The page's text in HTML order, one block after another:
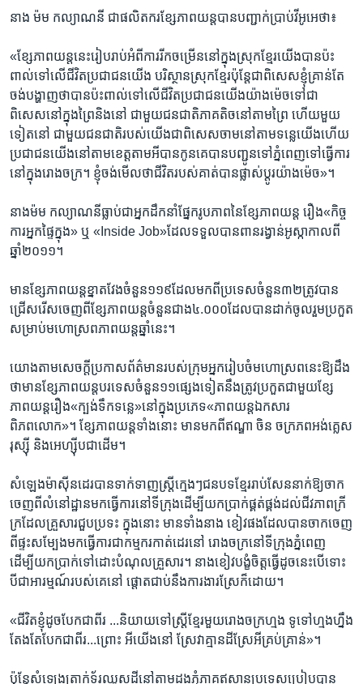
នាង​ ម៉ម កល្យាណនី ជា​ផលិត​ករ​ខ្សែ​ភាព​យន្ត​បាន​បញ្ជាក់ប្រាប់​វីអូអេថា៖
«ខ្សែភាពយន្ត​នេះ​រៀបរាប់​អំពី​ការ​រីក​ចម្រើន​នៅ​ក្នុង​ស្រុក​ខ្មែ​រ​យើង​បាន​ប៉ះ
ពាល់​ទៅលើ​ជីវិត​ប្រជាជន​យើង​ បរិស្ថាន​ស្រុក​ខ្មែរ​ប៉ុន្តែ​ជាពិសេស​ខ្ញុំ​គ្រាន់​តែ​
ចង់​បង្ហាញ​ថា​បាន​ប៉ះពាល់​ទៅ​លើ​ជីវិត​ប្រជាជនយើង​យ៉ាង​ម៉េច​ទៅជា
ពិសេស​នៅ​ក្នុង​ព្រៃ​និង​នៅ ជាមួយ​ជន​ជាតិ​ភាគ​តិច​នៅ​តាម​ព្រៃ​ ហើយ​មួយ​
ទៀត​នៅ ជាមួយ​ជន​ជាតិ​របស់​យើង​ជាពិសេស​ចាម​នៅ​តាម​ទន្លេយើង​ហើយ​
ប្រជាជន​យើង​នៅ​តាម​ខេត្ត​តាម​អី​បាន​កូនគេ​បាន​បញ្ជូន​ទៅ​ភ្នំពេញ​ទៅ​ធ្វើ​ការ​
នៅ​ក្នុង​រោងចក្រ​។ ខ្ញុំ​ចង់​មើល​ថា​ជីវិត​របស់​គាត់​បាន​ផ្លាស់​ប្តូរ​យ៉ាង​ម៉េច​»។
នាង​ម៉ម កល្យាណនី​ធ្លាប់ជា​អ្នក​ដឹកនាំ​ផ្នែក​រូប​ភាព​នៃ​ខ្សែ​ភាព​យន្ត រឿង​«កិច្ច​
ការ​អ្នក​ផ្ទៃក្នុង» ឬ​ «Inside Job»ដែល​ទទួល​បាន​ពាន​រង្វាន់​អូស្កា​កាលពី​
ឆ្នាំ២០១១។
មាន​ខ្សែ​ភាពយន្ត​ខ្នាតវែងចំនួន​១១៩​ដែល​មក​ពី​ប្រទេស​ចំនួន​៣២​ត្រូវ​បាន​
ជ្រើស​រើស​ចេញ​ពី​ខ្សែ​ភាព​យន្ត​ចំនួនជាង៤.០០០ដែល​បាន​ដាក់​ចូលរួម​ប្រកួត
សម្រាប់​មហោស្រព​ភាពយន្ត​ឆ្នាំ​នេះ។
យោង​តាម​សេចក្តី​ប្រកាស​ព័ត៌មានរបស់ក្រុម​អ្នក​រៀប​ចំ​មហោស្រព​នេះ​ឱ្យ​ដឹង​
ថា​មាន​ខ្សែ​ភាព​យន្ត​បរទេស​ចំនួន​១១​ផ្សេង​ទៀត​នឹង​ត្រូវ​ប្រកួត​ជាមួយ​ខ្សែ​
ភាពយន្តរឿង​«ក្បង់​ទឹក​ទន្លេ»​នៅក្នុង​ប្រភេទ​«ភាព​យន្ត​ឯកសារ​
ពិភពលោក»។​ ខ្សែ​ភាពយន្ត​ទាំង​នោះ មាន​មក​ពី​ឥណ្ឌា ចិន ចក្រភព​អង់​គ្លេស
រុស្ស៊ី និង​អេហ្ស៊ីបជា​ដើម។​
សំឡេង​ម៉ាស៊ីន​ដេរ​បាន​ទាក់​ទាញ​ស្រ្តីក្មេងៗជន​បទខ្មែរ​រាប់​សែន​នាក់​ឱ្យ​ចាក
ចេញ​ពី​លំនៅដ្ឋានមកធ្វើ​ការ​នៅ​ទីក្រុង​ដើម្បី​យកប្រាក់​ផ្គត់​ផ្គង់​ដល់​ជីវភាព​ក្រី​
ក្រ​ដែល​គ្រួសារ​ជួប​ប្រទះ​ ក្នុង​នោះ មាន​ទាំង​នាង ​ខៀវផង​ដែល​បាន​ចាក​ចេញ​
ពី​ផ្ទះ​សម្បែងមក​ធ្វើ​ការ​ជា​កម្មករ​កាត់​ដេរ​នៅ រោង​ចក្រ​នៅ​ទីក្រុង​ភ្នំពេញ​
ដើម្បីយក​ប្រាក់​ទៅ​ដោះ​បំណុល​គ្រួសារ​។ នាង​ខៀវ​បង្ខំ​ចិត្ត​ធ្វើដូច​នេះបើ​ទោះ​
បី​ជា​អារម្មណ៍​របស់​គេ​នៅ ផ្តោត​ជាប់​នឹង​ការងារ​ស្រែ​ក៏​ដោយ។
«ជីវិត​ខ្ញុំ​ដូច​បែក​ជាពីរ ...និយាយ​ទៅ​ស្រ្តី​ខ្មែរ​មួយ​រោងចក្រ​ហ្មង ទូទៅ​ហ្មងហ្នឹង​
តែង​តែ​បែក​ជាពីរ...ព្រោះ អី​យើង​នៅ ស្រែ​វាគ្មាន​ដី​ស្រែ​អី​គ្រប់​គ្រាន់»។
ប៉ុន្តែ​សំឡេងត្រាក់​ទ័រ​ឈូសដី​នៅ​តាម​ដង​ភ្នំភាគ​ឥសាន​ប្រទេសប្រៀប​បាន​